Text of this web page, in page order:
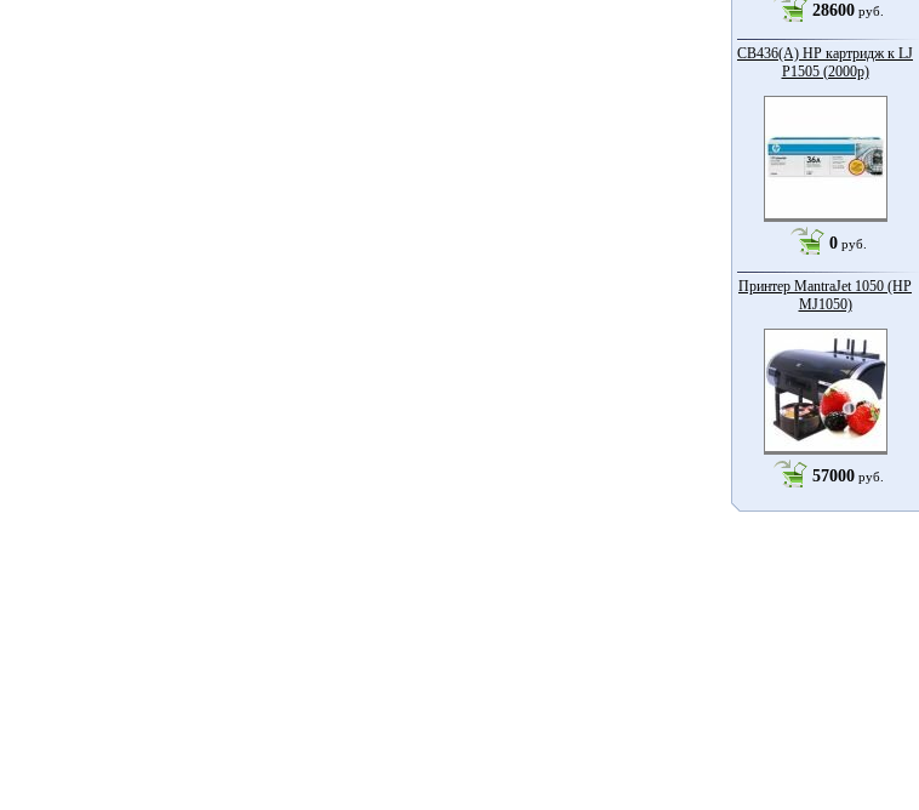
28600 руб.
CB436(A) HP картридж к LJ
P1505 (2000p)
0 руб.
Принтер MantraJet 1050 (HP
MJ1050)
57000 руб.